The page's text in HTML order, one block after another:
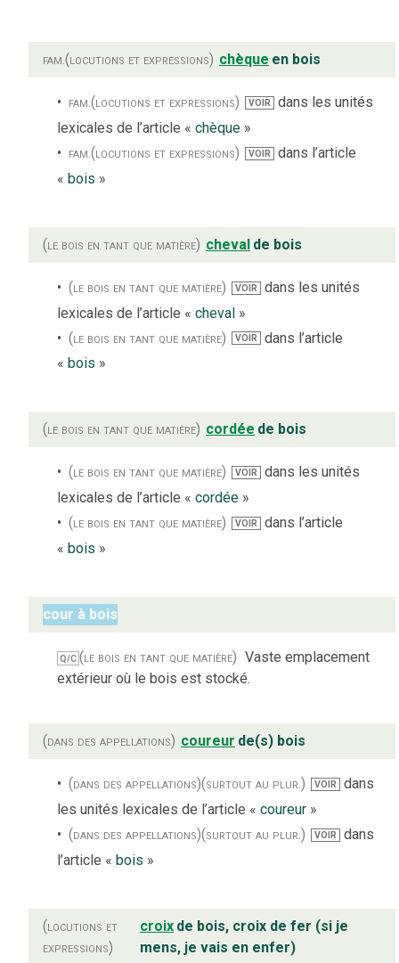
fam.(locutions et expressions) chèque en bois
fam.(locutions et expressions) VOIR
dans les unités
lexicales de l’article « chèque »
fam.(locutions et expressions) VOIR dans l’article
« bois »
(le bois en tant que matière) cheval de bois
(le bois en tant que matière) VOIR dans les unités
lexicales de l’article « cheval »
(le bois en tant que matière)
VOIR
dans l’article
« bois »
(le bois en tant que matière) cordée de bois
(le bois en tant que matière) VOIR
dans les unités
lexicales de l’article « cordée »
(le bois en tant que matière)
VOIR
dans l’article
« bois »
cour à bois
Q/C (le bois en tant que matière) Vaste emplacement
extérieur où le bois est stocké.
(dans des appellations) coureur de(s) bois
(dans des appellations)(surtout au plur.) VOIR dans
les unités lexicales de l’article « coureur »
(dans des appellations)(surtout au plur.) VOIR dans
l’article « bois »
(locutions et
expressions)
croix de bois, croix de fer (si je
mens, je vais en enfer)